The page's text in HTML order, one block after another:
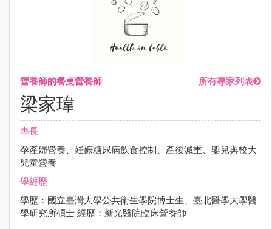
營養師的餐桌營養師 所有專家列表
梁家瑋
專長
孕產婦營養、妊娠糖尿病飲食控制、產後減重、嬰兒與較大
兒童營養
學經歷
學歷：國立臺灣大學公共衛生學院博士生、臺北醫學大學醫
學研究所碩士 經歷：新光醫院臨床營養師